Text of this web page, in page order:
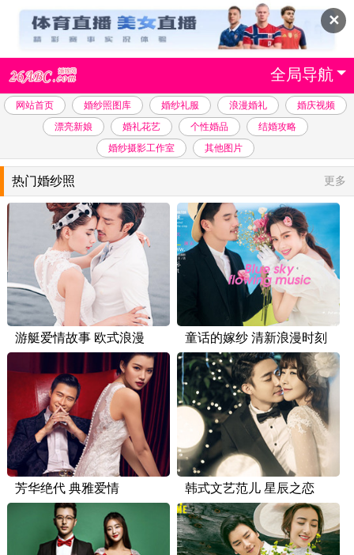
✕
全局导航
网站首页 婚纱照图库 婚纱礼服 浪漫婚礼
婚庆视频
漂亮新娘
婚礼花艺 个性婚品
结婚攻略
婚纱摄影工作室
其他图片
更多
热门婚纱照
游艇爱情故事 欧式浪漫 童话的嫁纱 清新浪漫时刻
芳华绝代 典雅爱情 韩式文艺范儿 星辰之恋